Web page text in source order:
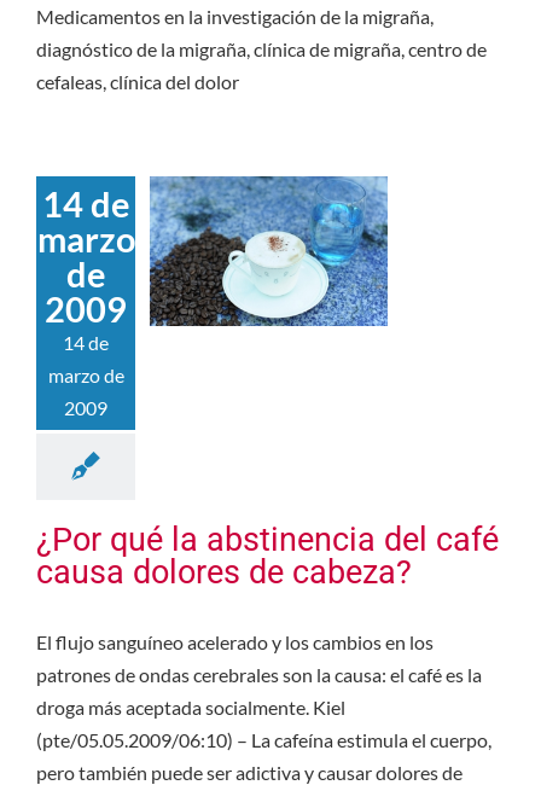
Medicamentos en la investigación de la migraña,
diagnóstico de la migraña, clínica de migraña, centro de
cefaleas, clínica del dolor
14 de
marzo
de
2009
14 de
marzo de
2009
¿Por qué la abstinencia del café
causa dolores de cabeza?
El flujo sanguíneo acelerado y los cambios en los
patrones de ondas cerebrales son la causa: el café es la
droga más aceptada socialmente. Kiel
(pte/05.05.2009/06:10) – La cafeína estimula el cuerpo,
pero también puede ser adictiva y causar dolores de